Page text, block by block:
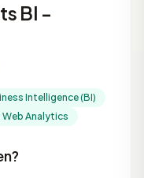
BI -
Intelligence (BI)
Web Analytics